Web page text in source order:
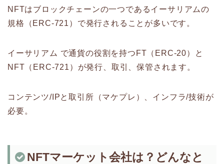
NFTはブロックチェーンの一つであるイーサリアムの
規格（ERC-721）で発行されることが多いです。
イーサリアム で通貨の役割を持つFT（ERC-20）と
NFT（ERC-721）が発行、取引、保管されます。
コンテンツ/IPと取引所（マケプレ）、インフラ/技術が
必要。
NFTマーケット会社は？どんなと